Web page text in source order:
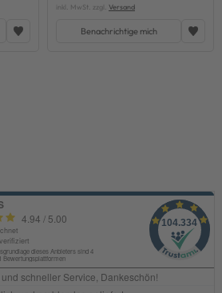
inkl. MwSt. zzgl. Versand
Benachrichtige mich